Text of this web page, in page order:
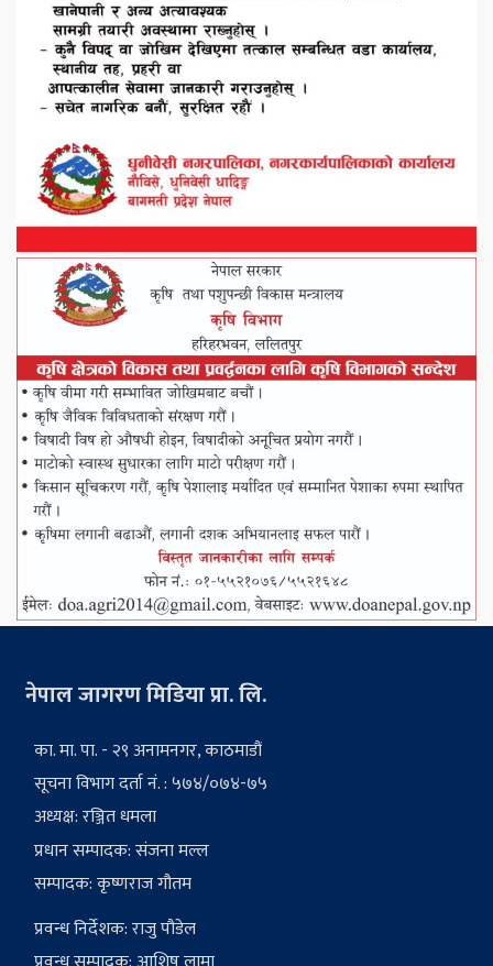
नेपाल जागरण मिडिया प्रा. लि.
का. मा. पा. - २९ अनामनगर, काठमाडौं
सूचना विभाग दर्ता नं. : ५७४/०७४-७५
अध्यक्ष: रञ्जित धमला
प्रधान सम्पादक: संजना मल्ल
सम्पादक: कृष्णराज गौतम
प्रवन्ध निर्देशक: राजु पौडेल